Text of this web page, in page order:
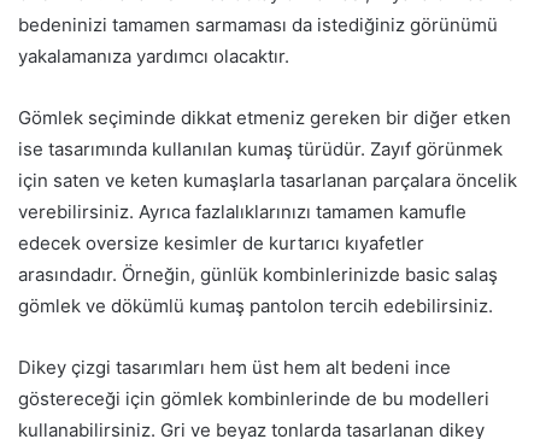
bedeninizi tamamen sarmaması da istediğiniz görünümü
yakalamanıza yardımcı olacaktır.
Gömlek seçiminde dikkat etmeniz gereken bir diğer etken
ise tasarımında kullanılan kumaş türüdür. Zayıf görünmek
için saten ve keten kumaşlarla tasarlanan parçalara öncelik
verebilirsiniz. Ayrıca fazlalıklarınızı tamamen kamufle
edecek oversize kesimler de kurtarıcı kıyafetler
arasındadır. Örneğin, günlük kombinlerinizde basic salaş
gömlek ve dökümlü kumaş pantolon tercih edebilirsiniz.
Dikey çizgi tasarımları hem üst hem alt bedeni ince
göstereceği için gömlek kombinlerinde de bu modelleri
kullanabilirsiniz. Gri ve beyaz tonlarda tasarlanan dikey